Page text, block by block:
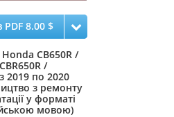
PDF 8.00 $
CB650R /
/
2019 по 2020
з ремонту
у форматі
мовою)